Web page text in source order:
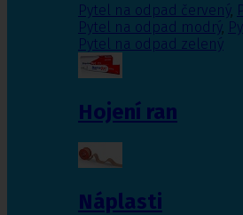
Pytel na odpad červený,
Pytel na odpad modrý,
Pytel na odpad zelený
Hojení ran
Náplasti